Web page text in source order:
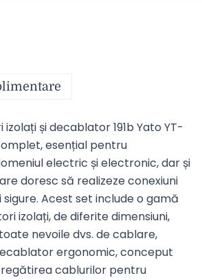
și decablator 191b Yato YT-
esențial pentru
electric și electronic, dar și
doresc să realizeze conexiuni
Acest set include o gamă
izolați, de diferite dimensiuni,
nevoile dvs. de cablare,
ergonomic, conceput
cablurilor pentru